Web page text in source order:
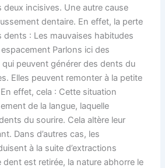
deux incisives. Une autre cause
dentaire. En effet, la perte
dents : Les mauvaises habitudes
Parlons ici des
peuvent générer des dents du
Elles peuvent remonter à la petite
effet, cela : Cette situation
de la langue, laquelle
du sourire. Cela altère leur
Dans d’autres cas, les
à la suite d’extractions
dent est retirée, la nature abhorre le